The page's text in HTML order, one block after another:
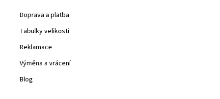
Doprava a platba
Tabulky velikostí
Reklamace
Výměna a vrácení
Blog